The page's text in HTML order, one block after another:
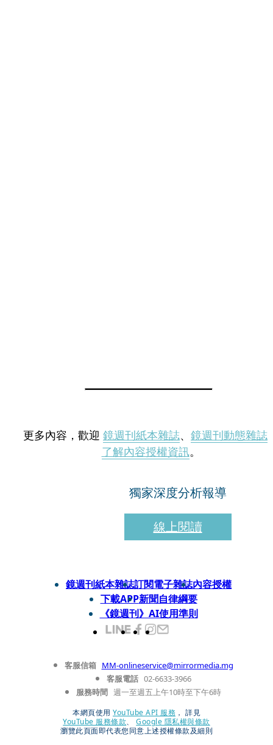
更多內容，歡迎 鏡週刊紙本雜誌、 鏡週刊動態雜誌
了解內容授權資訊。
獨家深度分析報導
線上閱讀
鏡週刊紙本雜誌訂閱電子雜誌內容授權
下載APP新聞自律綱要
《鏡週刊》AI使用準則
客服信箱 MM-onlineservice@mirrormedia.mg
客服電話 02-6633-3966
服務時間 週一至週五上午10時至下午6時
本網頁使用 YouTube API 服務 ， 詳見
YouTube 服務條款、
Google 隱私權與條款
瀏覽此頁面即代表您同意上述授權條款及細則